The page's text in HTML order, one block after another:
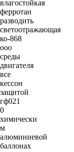
влагостойкая
ферротан
разводить
светоотражающая
ко-868
ооо
среды
двигателя
все
кессон
защитой
гф021
0
химически
м
алюминиевой
баллонах